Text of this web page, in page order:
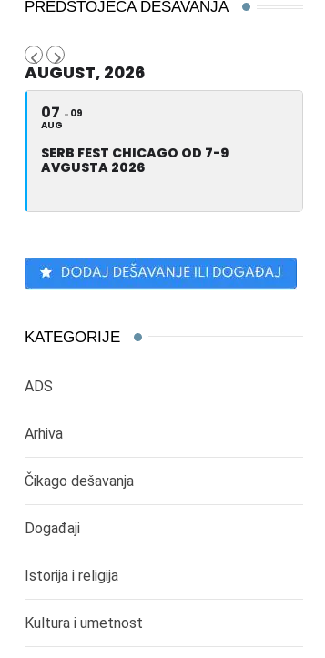
PREDSTOJEĆA DEŠAVANJA
AUGUST, 2026
07
AUG
09
SERB FEST CHICAGO OD 7-9
AVGUSTA 2026
KATEGORIJE
ADS
Arhiva
Čikago dešavanja
Događaji
Istorija i religija
Kultura i umetnost